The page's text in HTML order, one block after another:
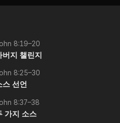
8:19–20
버지 챌린지
8:25–30
스 선언
8:37–38
가지 소스